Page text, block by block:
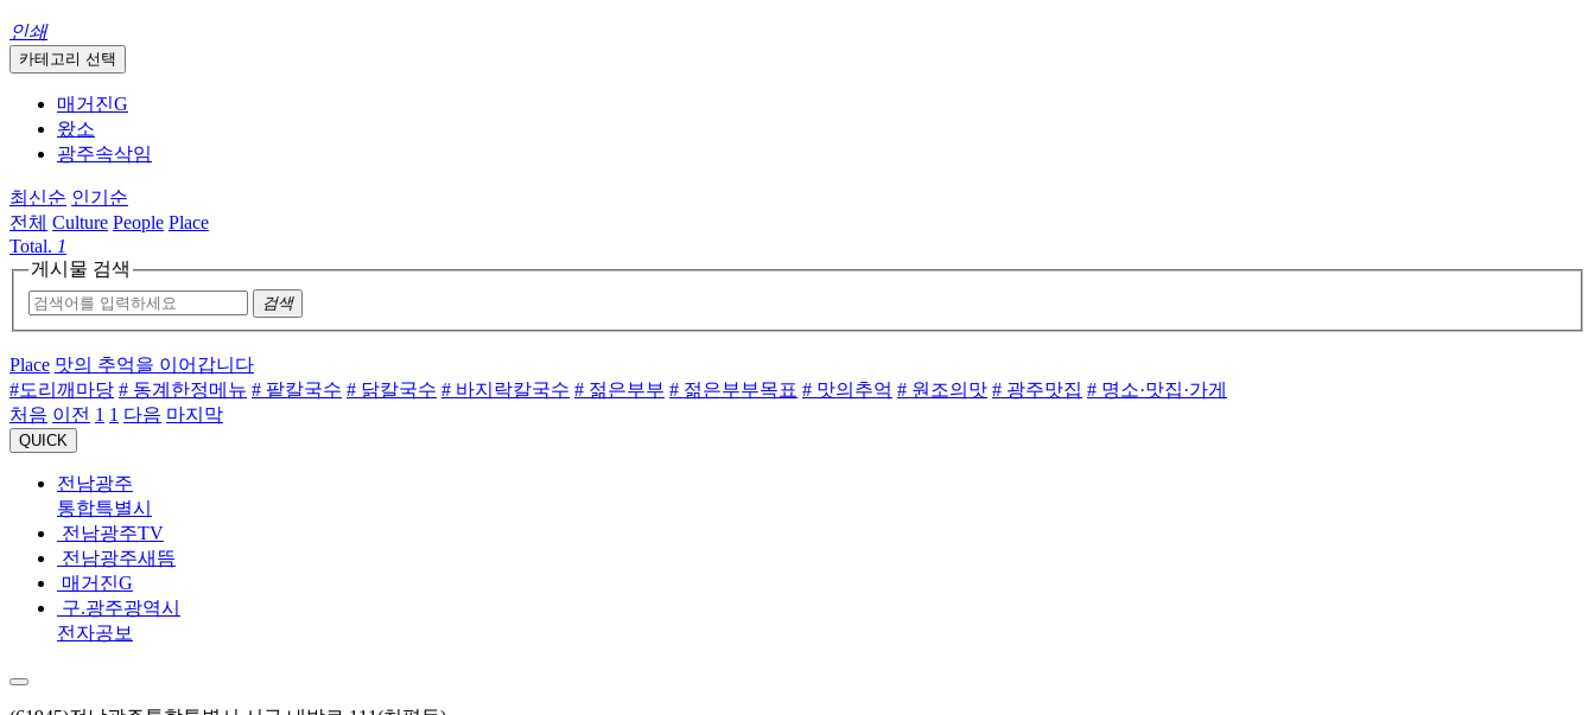
인쇄
카테고리 선택
매거진G
왔소
광주속삭임
최신순 인기순
전체 Culture People Place
Total. 1
게시물 검색
검색
Place 맛의 추억을 이어갑니다
#도리깨마당 # 동계한정메뉴 # 팥칼국수 # 닭칼국수 # 바지락칼국수 # 젊은부부 # 젊은부부목표 # 맛의추억 # 원조의맛 # 광주맛집 # 명소·맛집·가게
처음 이전 1 1 다음 마지막
QUICK
전남광주
통합특별시
전남광주TV
전남광주새뜸
매거진G
구.광주광역시
전자공보